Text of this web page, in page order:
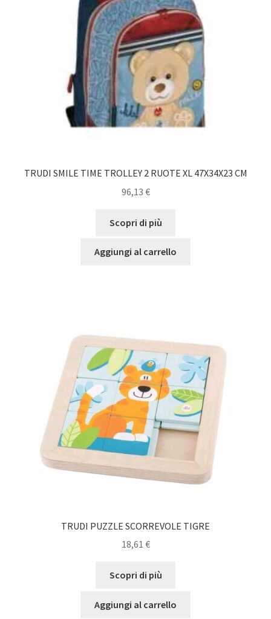
TRUDI SMILE TIME TROLLEY 2 RUOTE XL 47X34X23 CM
96,13 €
Scopri di più
Aggiungi al carrello
TRUDI PUZZLE SCORREVOLE TIGRE
18,61 €
Scopri di più
Aggiungi al carrello